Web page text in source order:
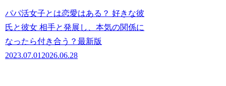
パパ活女子とは恋愛はある？ 好きな彼
氏と彼女 相手と発展し、本気の関係に
なったら付き合う？最新版
2023.07.01 2026.06.28